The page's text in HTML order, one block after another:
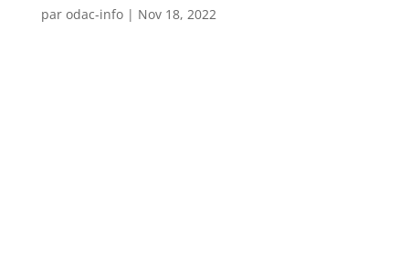
par odac-info| Nov 18, 2022